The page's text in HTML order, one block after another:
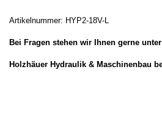
Artikelnummer: HYP2-18V-L
Bei Fragen stehen wir Ihnen gerne
Holzhäuer Hydraulik & Maschinenbau